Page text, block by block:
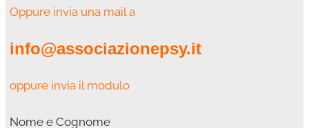
Oppure invia una mail a
info@associazionepsy.it
oppure invia il modulo
Nome e Cognome